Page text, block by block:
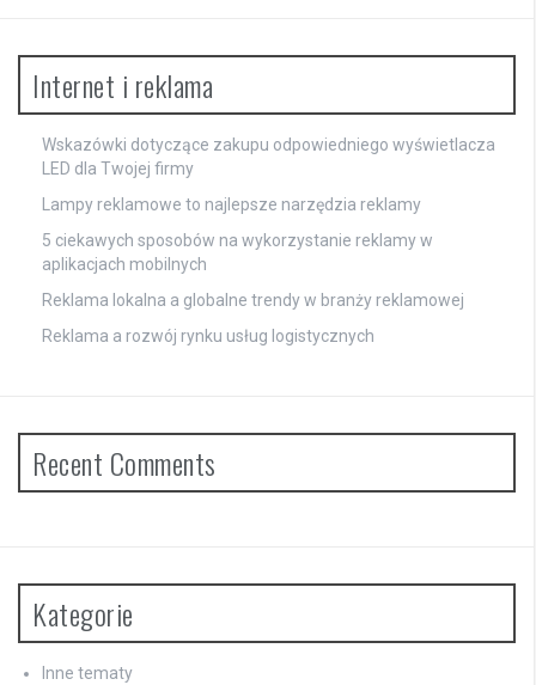
Internet i reklama
Wskazówki dotyczące zakupu odpowiedniego wyświetlacza
LED dla Twojej firmy
Lampy reklamowe to najlepsze narzędzia reklamy
5 ciekawych sposobów na wykorzystanie reklamy w
aplikacjach mobilnych
Reklama lokalna a globalne trendy w branży reklamowej
Reklama a rozwój rynku usług logistycznych
Recent Comments
Kategorie
Inne tematy